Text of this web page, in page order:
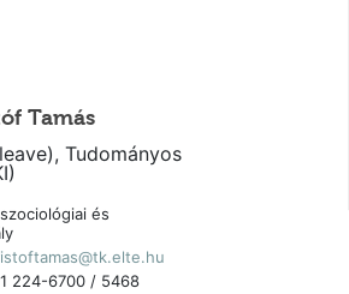
Tamás
Tudományos
és
224-6700 / 5468